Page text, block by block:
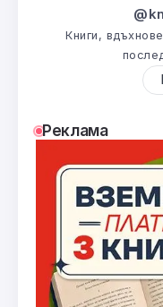
Книги,
Реклама